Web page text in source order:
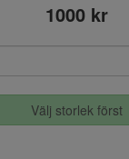
1000 kr
Välj storlek först